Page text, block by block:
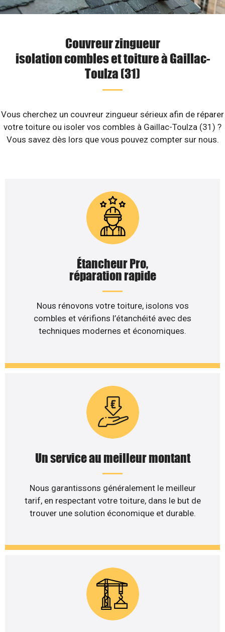
Couvreur zingueur
isolation combles et toiture à Gaillac-
Toulza (31)
Vous cherchez un couvreur zingueur sérieux afin de réparer
votre toiture ou isoler vos combles à Gaillac-Toulza (31) ?
Vous savez dès lors que vous pouvez compter sur nous.
Étancheur Pro,
réparation rapide
Nous rénovons votre toiture, isolons vos
combles et vérifions l’étanchéité avec des
techniques modernes et économiques.
Un service au meilleur montant
Nous garantissons généralement le meilleur
tarif, en respectant votre toiture, dans le but de
trouver une solution économique et durable.